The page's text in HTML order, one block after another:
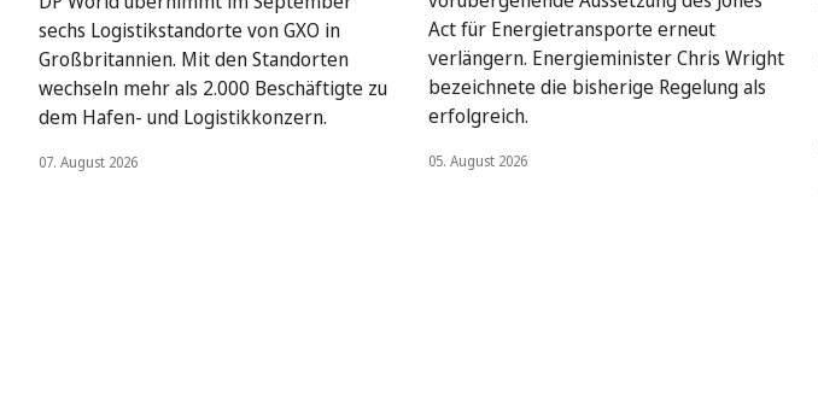
sechs Logistikstandorte von GXO in
Großbritannien. Mit den Standorten
wechseln mehr als 2.000 Beschäftigte zu
dem Hafen- und Logistikkonzern.
07. August 2026
Act für Energietransporte erneut
verlängern. Energieminister Chris Wright
bezeichnete die bisherige Regelung als
erfolgreich.
05. August 2026